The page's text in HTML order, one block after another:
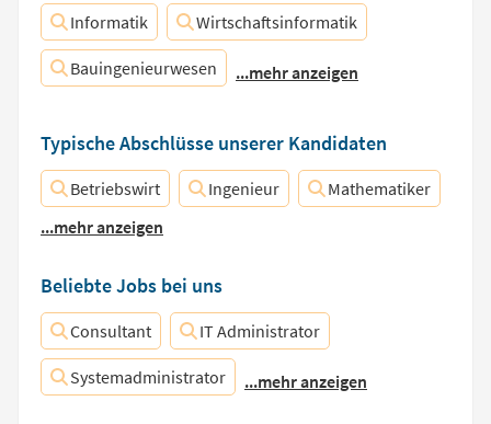
Informatik Wirtschaftsinformatik
Bauingenieurwesen ...mehr anzeigen
Typische Abschlüsse unserer Kandidaten
Betriebswirt Ingenieur
Mathematiker
...mehr anzeigen
Beliebte Jobs bei uns
Consultant IT Administrator
Systemadministrator ...mehr anzeigen